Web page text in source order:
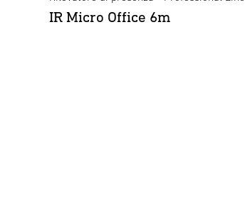
IR Micro Office 6m